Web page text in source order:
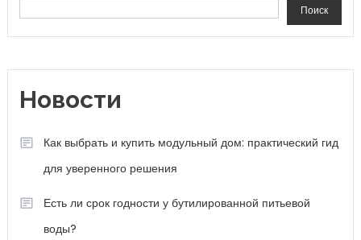
Поиск
Новости
Как выбрать и купить модульный дом: практический гид
для уверенного решения
Есть ли срок годности у бутилированной питьевой
воды?